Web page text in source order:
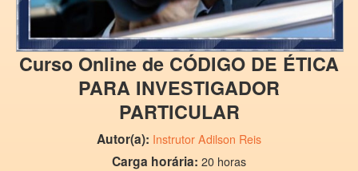
Curso Online de CÓDIGO DE ÉTICA
PARA INVESTIGADOR
PARTICULAR
Autor(a): Instrutor Adilson Reis
Carga horária: 20 horas